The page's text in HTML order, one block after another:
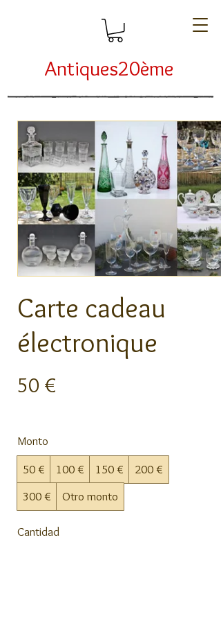
Antiques20ème
Carte cadeau
électronique
50 €
Monto
50 € 100 € 150 €
200 €
300 €
Otro monto
Cantidad